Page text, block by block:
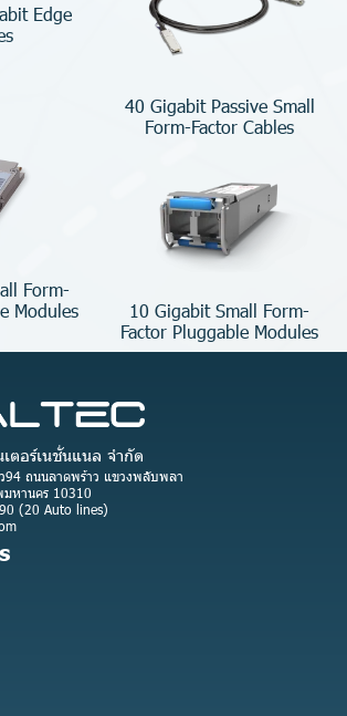
Edge
40 Gigabit Passive Small
Form-Factor Cables
Form-
Modules
10 Gigabit Small Form-
Factor Pluggable Modules
ตอร์เนชั่นแนล จำกัด
94 ถนนลาดพร้าว แขวงพลับพลา
มหานคร 10310
(20 Auto lines)